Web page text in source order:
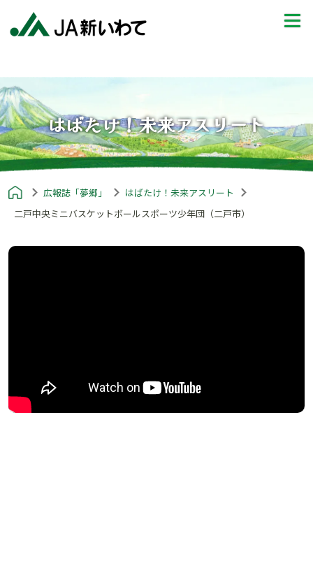
はばたけ！未来アスリート
広報誌「夢郷」
はばたけ！未来アスリート
二戸中央ミニバスケットボールスポーツ少年団（二戸市）